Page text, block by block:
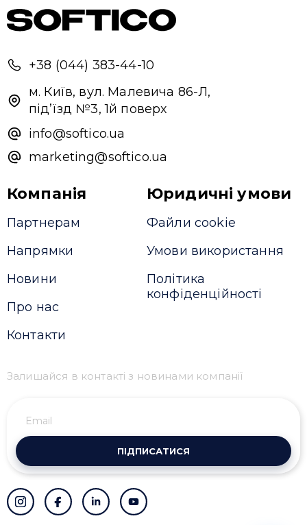
+38 (044) 383-44-10
м. Київ, вул. Малевича 86-Л,
під’їзд №3, 1й поверх
info@softico.ua
marketing@softico.ua
Компанія
Партнерам
Напрямки
Новини
Про нас
Контакти
Юридичні умови
Файли cookie
Умови використання
Політика
конфіденційності
Залишайся в контакті з новинами компанії
ПІДПИСАТИСЯ
Надіслати повідомлення